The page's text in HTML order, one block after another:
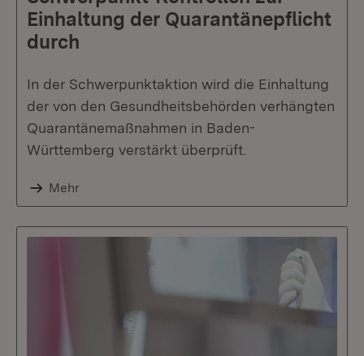
Einhaltung der Quarantänepflicht
durch
In der Schwerpunktaktion wird die Einhaltung
der von den Gesundheitsbehörden verhängten
Quarantänemaßnahmen in Baden-
Württemberg verstärkt überprüft.
Mehr